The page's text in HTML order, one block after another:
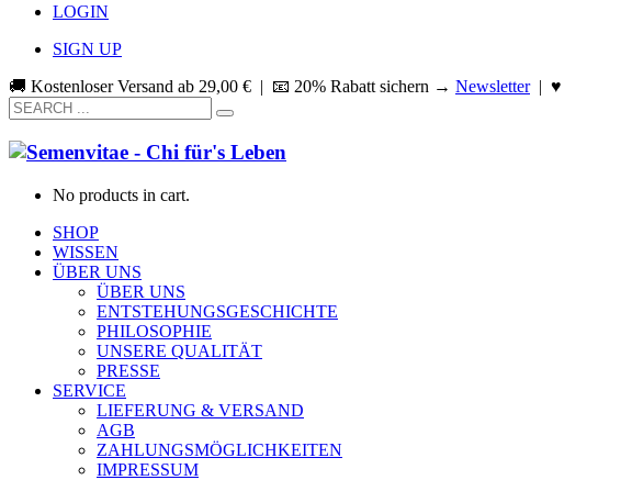
LOGIN
SIGN UP
🚚 Kostenloser Versand ab 29,00 € | 📧 20% Rabatt sichern → Newsletter| ♥
No products in cart.
SHOP
WISSEN
ÜBER UNS
ÜBER UNS
ENTSTEHUNGSGESCHICHTE
PHILOSOPHIE
UNSERE QUALITÄT
PRESSE
SERVICE
LIEFERUNG & VERSAND
AGB
ZAHLUNGSMÖGLICHKEITEN
IMPRESSUM